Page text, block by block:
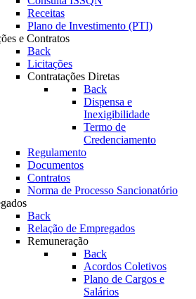
Receitas
Plano de Investimento (PTI)
e Contratos
Back
Licitações
Contratações Diretas
Back
Dispensa e
Inexigibilidade
Termo de
Credenciamento
Regulamento
Documentos
Contratos
Norma de Processo Sancionatório
Back
Relação de Empregados
Remuneração
Back
Acordos Coletivos
Plano de Cargos e
Salários